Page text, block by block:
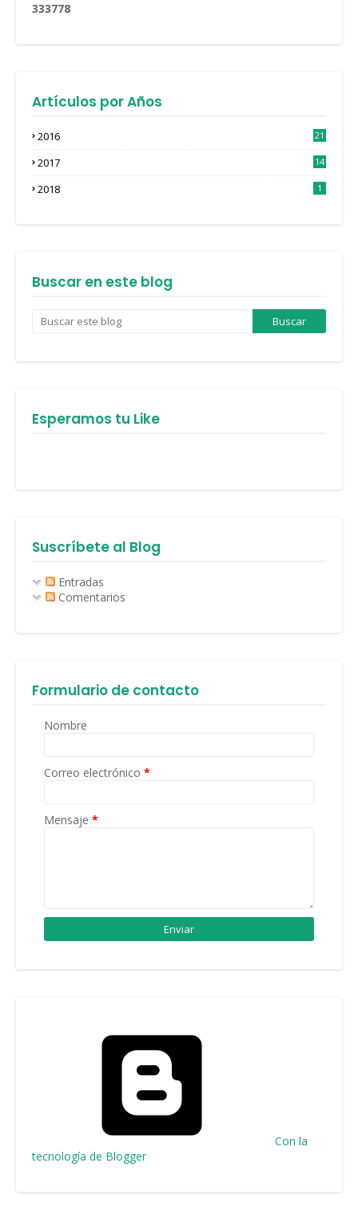
333778
Artículos por Años
2016
21
2017
14
2018 1
Buscar en este blog
Esperamos tu Like
Suscríbete al Blog
Entradas
Comentarios
Formulario de contacto
Nombre
Correo electrónico *
Mensaje *
Con la
tecnología de Blogger